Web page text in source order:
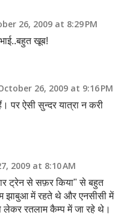
26, 2009 at 8:29 PM
खूब!
26, 2009 at 9:16 PM
पर ऐसी सुन्दर यात्रा न करी
2009 at 8:10 AM
ट्रेन से सफ़र किया" से बहुत
झाबुआ में रहते थे और एनसीसी में
रतलाम कैम्प में जा रहे थे।